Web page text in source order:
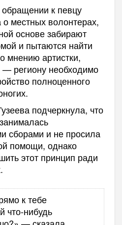
к певцу
о местных волонтерах,
основе забирают
и пытаются найти
мнению артистки,
— региону необходимо
полноценного
подчеркнула, что
сборами и не просила
помощи, однако
этот принцип ради
к тебе
что-нибудь